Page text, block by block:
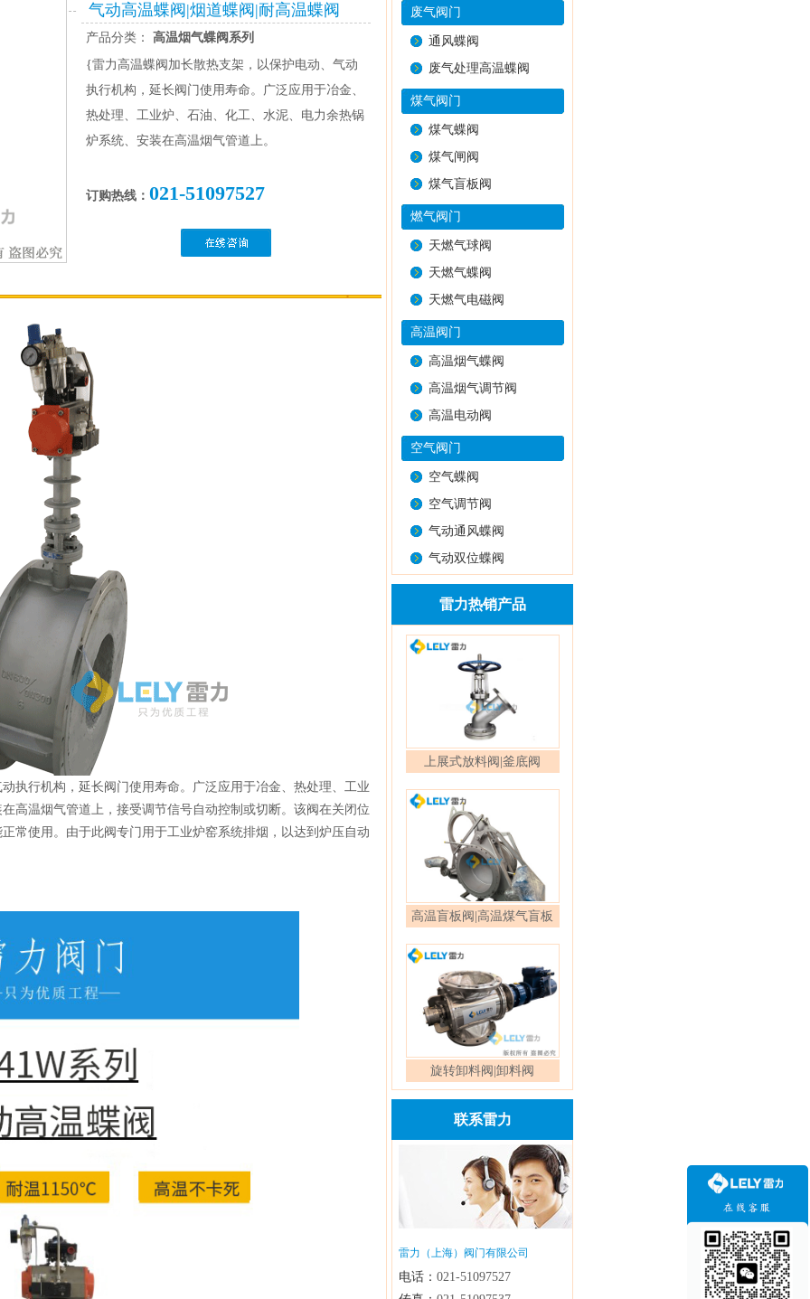
气动高温蝶阀|烟道蝶阀|耐高温蝶阀
产品分类： 高温烟气蝶阀系列
{雷力高温蝶阀加长散热支架，以保护电动、气动
执行机构，延长阀门使用寿命。广泛应用于冶金、
热处理、工业炉、石油、化工、水泥、电力余热锅
炉系统、安装在高温烟气管道上。
订购热线： 021-51097527
执行机构，延长阀门使用寿命。广泛应用于冶金、热处理、工业
高温烟气管道上，接受调节信号自动控制或切断。该阀在关闭位
常使用。由于此阀专门用于工业炉窑系统排烟，以达到炉压自动
废气阀门
通风蝶阀
废气处理高温蝶阀
煤气阀门
煤气蝶阀
煤气闸阀
煤气盲板阀
燃气阀门
天燃气球阀
天燃气蝶阀
天燃气电磁阀
高温阀门
高温烟气蝶阀
高温烟气调节阀
高温电动阀
空气阀门
空气蝶阀
空气调节阀
气动通风蝶阀
气动双位蝶阀
雷力热销产品
上展式放料阀|釜底阀
高温盲板阀|高温煤气盲板
旋转卸料阀|卸料阀
联系雷力
雷力（上海）阀门有限公司
电话： 021-51097527